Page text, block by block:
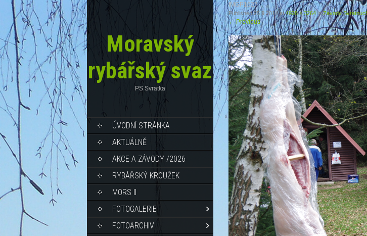
Moravský
rybářský svaz
PS Svratka
ÚVODNÍ STRÁNKA
AKTUÁLNĚ
AKCE A ZÁVODY /2026
RYBÁŘSKÝ KROUŽEK
MORS II
FOTOGALERIE
FOTOARCHIV
IMGP1627
Published25.9.2014at4928 × 3264inZávody
←Previous